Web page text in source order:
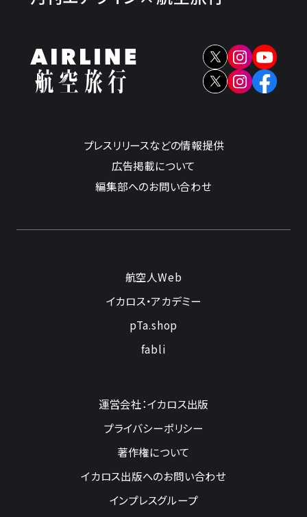
プレスリリースなどの情報提供
広告掲載について
編集部へのお問い合わせ
航空人Web
イカロス・アカデミー
pTa.shop
fabli
運営会社：イカロス出版
プライバシーポリシー
著作権について
イカロス出版へのお問い合わせ
インプレスグループ